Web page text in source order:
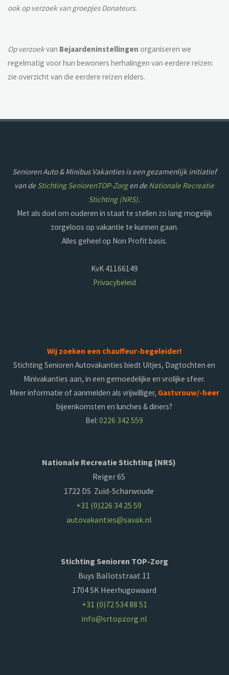
ook op verzoek van groepjes Donateurs.
Op verzoekvan Bejaardeninstellingen organiseren we
regelmatig voor hun bewoners herhalingen van eerdere reizen:
zie overzicht van die eerdere reizen elders.
Senioren Auto & Minibus Vakanties is een gezamenlijk initiatief
van de Stichting SeniorenTOP-Zorgen de Nationale Recreatie
Stichting (NRS).
Met als doel om ouderen in staat te stellen zo lang mogelijk
zorgeloos op vakantie te kunnen gaan.
Alles geheel op Non Profit basis.
KvK 41166149
Privacybeleid
Wij zoeken een chauffeur-begeleider!
Stichting Senioren Autovakanties biedt Uitjes, Dagtochten en
Minivakanties aan, in een gemoedelijke en vrolijke sfeer.
Meer informatie of aanmelden als vrijwilliger, Gastvrouw/-heer
bijeenkomsten en lunches & diners?
Bel:0226 342 559
Nationale Recreatie Stichting (NRS)
Reiger 65
1722 DS Zuid-Scharwoude
+31 (0)226 34 25 59
autovakanties@savak.nl
Stichting Senioren TOP-Zorg
Buys Ballotstraat 11
1704 SK Heerhugowaard
+31 (0)72 534 88 51
info@srtopzorg.nl